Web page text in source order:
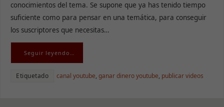
conocimientos del tema. Se supone que ya has tenido tiempo
suficiente como para pensar en una temática, para conseguir
los suscriptores que necesitas…
Seguir leyendo…
Etiquetado canal youtube,ganar dinero youtube, publicar videos